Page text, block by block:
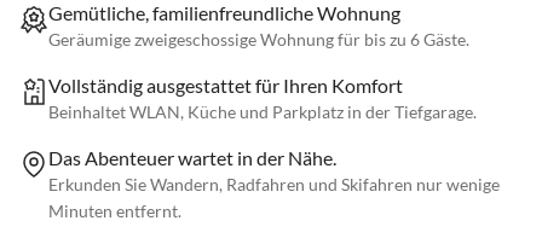
Gemütliche, familienfreundliche Wohnung
Geräumige zweigeschossige Wohnung für bis zu 6 Gäste.
Vollständig ausgestattet für Ihren Komfort
Beinhaltet WLAN, Küche und Parkplatz in der Tiefgarage.
Das Abenteuer wartet in der Nähe.
Erkunden Sie Wandern, Radfahren und Skifahren nur wenige
Minuten entfernt.